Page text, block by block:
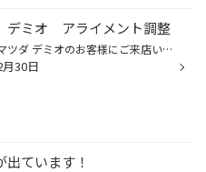
ミオ アライメント調整
本日は、マツダ デミオのお客様にご来店いただきました。 【アライメント調整】 アライメント調整とは、普段の運転や経年により生じた車軸の歪みを正常に戻す作業です。 おクルマを新車の状態に戻してあげるというイメージです。 調整前 調整後 調整前と調整後を比べると一目瞭然ですよね。 左のタ...
30日
出ています！